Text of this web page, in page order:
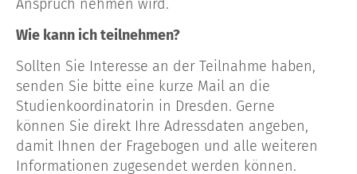
Anspruch nehmen wird.
Wie kann ich teilnehmen?
Sollten Sie Interesse an der Teilnahme haben,
senden Sie bitte eine kurze Mail an die
Studienkoordinatorin in Dresden. Gerne
können Sie direkt Ihre Adressdaten angeben,
damit Ihnen der Fragebogen und alle weiteren
Informationen zugesendet werden können.